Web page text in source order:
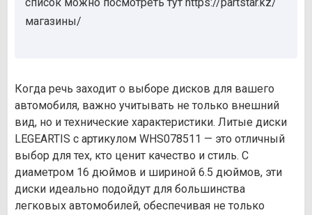
магазины/
Когда речь заходит о выборе дисков для вашего
автомобиля, важно учитывать не только внешний
вид, но и технические характеристики. Литые диски
LEGEARTIS с артикулом WHS078511 — это отличный
выбор для тех, кто ценит качество и стиль. С
диаметром 16 дюймов и шириной 6.5 дюймов, эти
диски идеально подойдут для большинства
легковых автомобилей, обеспечивая не только